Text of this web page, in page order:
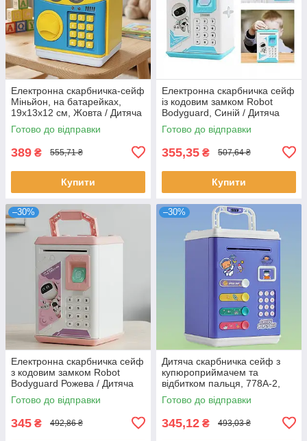
Електронна скарбничка-сейф
Міньйон, на батарейках,
19х13х12 см, Жовта / Дитяча
скарбничка / Дитячий сейф
для грошей
Готово до відправки
389 ₴ 555,71 ₴
Купити
Електронна скарбничка сейф
із кодовим замком Robot
Bodyguard, Синій / Дитяча
Робот - Скарбничка / Сейф
скарбничка
Готово до відправки
355,35 ₴ 507,64 ₴
Купити
–30%
Електронна скарбничка сейф
з кодовим замком Robot
Bodyguard Рожева / Дитяча
Робот - Скарбничка
Готово до відправки
345 ₴ 492,86 ₴
–30%
Дитяча скарбничка сейф з
купюроприймачем та
відбитком пальця, 778A-2,
Синя / Скарбничка для дітей
Готово до відправки
345,12 ₴ 493,03 ₴